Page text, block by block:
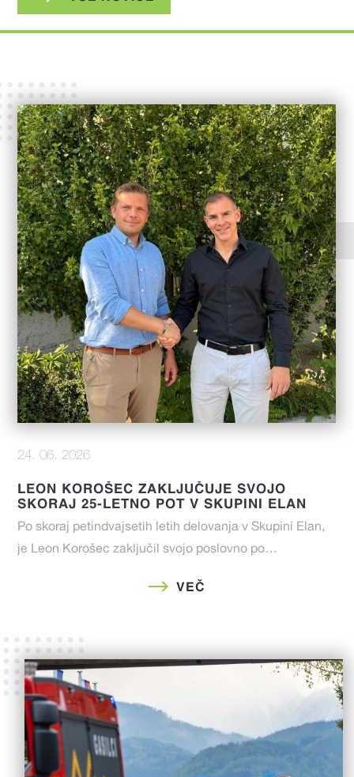
24. 06. 2026
LEON KOROŠEC ZAKLJUČUJE SVOJO
SKORAJ 25-LETNO POT V SKUPINI ELAN
Po skoraj petindvajsetih letih delovanja v Skupini Elan,
je Leon Korošec zaključil svojo poslovno po…
VEČ